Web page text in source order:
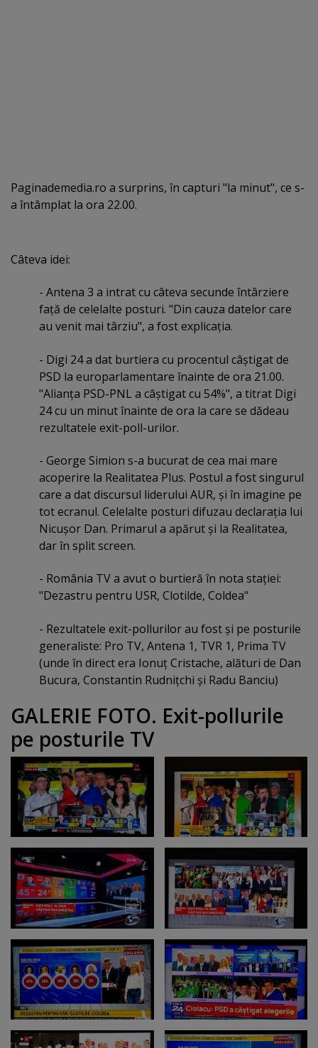
Paginademedia.ro a surprins, în capturi "la minut", ce s-
a întâmplat la ora 22.00.
Câteva idei:
- Antena 3 a intrat cu câteva secunde întârziere
faţă de celelalte posturi. "Din cauza datelor care
au venit mai târziu", a fost explicaţia.
- Digi 24 a dat burtiera cu procentul câştigat de
PSD la europarlamentare înainte de ora 21.00.
"Alianţa PSD-PNL a câştigat cu 54%", a titrat Digi
24 cu un minut înainte de ora la care se dădeau
rezultatele exit-poll-urilor.
- George Simion s-a bucurat de cea mai mare
acoperire la Realitatea Plus. Postul a fost singurul
care a dat discursul liderului AUR, şi în imagine pe
tot ecranul. Celelalte posturi difuzau declaraţia lui
Nicuşor Dan. Primarul a apărut şi la Realitatea,
dar în split screen.
- România TV a avut o burtieră în nota staţiei:
"Dezastru pentru USR, Clotilde, Coldea"
- Rezultatele exit-pollurilor au fost şi pe posturile
generaliste: Pro TV, Antena 1, TVR 1, Prima TV
(unde în direct era Ionuţ Cristache, alături de Dan
Bucura, Constantin Rudniţchi şi Radu Banciu)
GALERIE FOTO. Exit-pollurile
pe posturile TV